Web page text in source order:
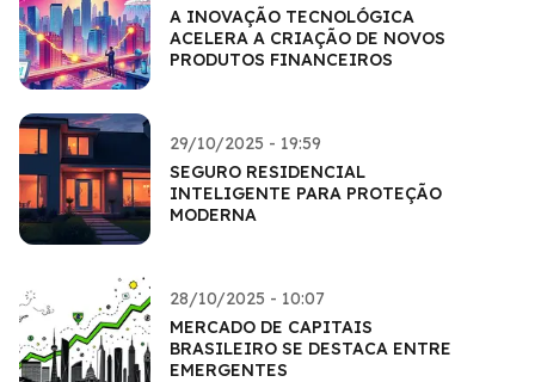
A INOVAÇÃO TECNOLÓGICA
ACELERA A CRIAÇÃO DE NOVOS
PRODUTOS FINANCEIROS
29/10/2025 - 19:59
SEGURO RESIDENCIAL
INTELIGENTE PARA PROTEÇÃO
MODERNA
28/10/2025 - 10:07
MERCADO DE CAPITAIS
BRASILEIRO SE DESTACA ENTRE
EMERGENTES